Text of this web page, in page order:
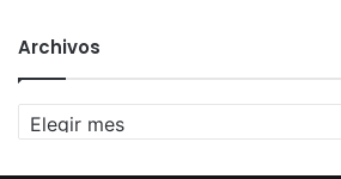
Archivos
Archivos